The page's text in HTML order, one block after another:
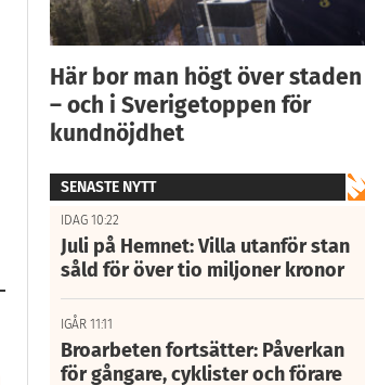
Här bor man högt över staden
– och i Sverigetoppen för
kundnöjdhet
SENASTE NYTT
IDAG 10:22
Juli på Hemnet: Villa utanför stan
såld för över tio miljoner kronor
IGÅR 11:11
Broarbeten fortsätter: Påverkan
för gångare, cyklister och förare